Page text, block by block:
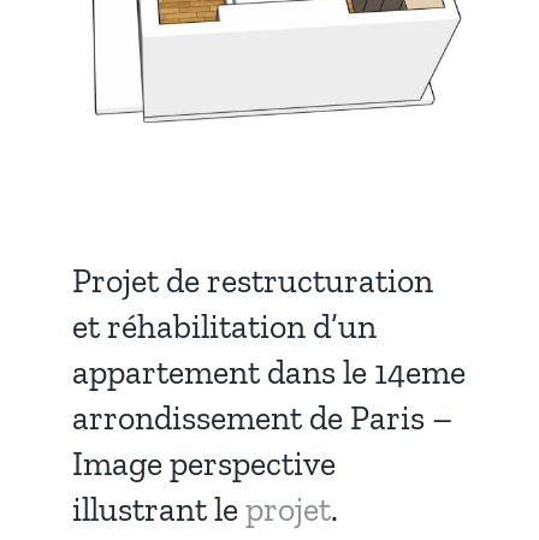
Projet de restructuration
et réhabilitation d’un
appartement dans le 14eme
arrondissement de Paris –
Image perspective
illustrant le projet.